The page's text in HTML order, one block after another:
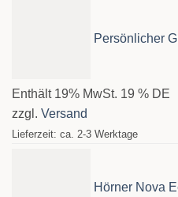
Persönlicher
Enthält 19% MwSt. 19 % DE
zzgl. Versand
Lieferzeit: ca. 2-3 Werktage
Hörner Nova